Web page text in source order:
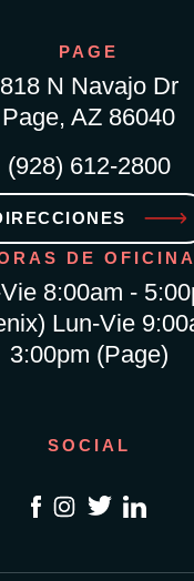
PAGE
818 N Navajo Dr
Page, AZ 86040
(928) 612-2800
DE OFICINA
8:00am -
Lun-Vie
3:00pm (Page)
SOCIAL